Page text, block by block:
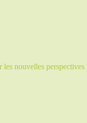
nouvelles perspectives